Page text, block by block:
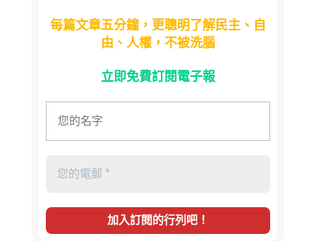
每篇文章五分鐘，更聰明了解民主、自
由、人權，不被洗腦
立即免費訂閱電子報